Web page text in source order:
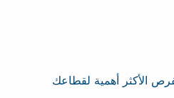
الأكثر أهمية لقطاعك